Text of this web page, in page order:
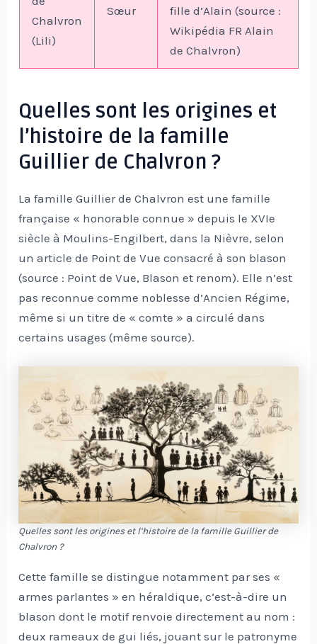
Chalvron
(Lili)
Sœur
fille d’Alain (source :
Wikipédia FR Alain
de Chalvron)
Quelles sont les origines et
l’histoire de la famille
Guillier de Chalvron ?
La famille Guillier de Chalvron est une famille
française « honorable connue » depuis le XVIe
siècle à Moulins-Engilbert, dans la Nièvre, selon
un article de Point de Vue consacré à son blason
(source : Point de Vue, Blason et renom). Elle n’est
pas reconnue comme noblesse d’Ancien Régime,
même si un titre de « comte » a circulé dans
certains usages (même source).
Quelles sont les origines et l’histoire de la famille Guillier de
Chalvron ?
Cette famille se distingue notamment par ses «
armes parlantes » en héraldique, c’est-à-dire un
blason dont le motif renvoie directement au nom :
deux rameaux de gui liés, jouant sur le patronyme